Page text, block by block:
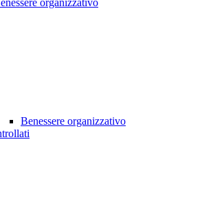
organizzativo
Benessere organizzativo